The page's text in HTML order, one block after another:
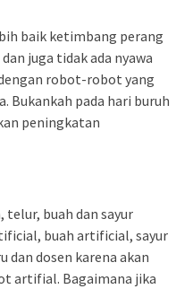
baik ketimbang perang
juga tidak ada nyawa
robot-robot yang
Bukankah pada hari buruh
peningkatan
buah dan sayur
buah artificial, sayur
dan dosen karena akan
artifial. Bagaimana jika